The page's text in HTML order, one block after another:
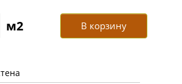
В корзину